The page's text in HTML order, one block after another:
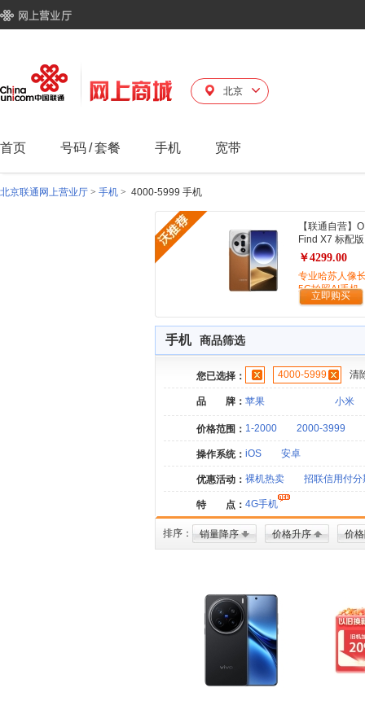
北京
首页 号码/套餐 手机 宽带
北京联通网上营业厅 > 手机 > 4000-5999 手机
【联通自营】
Find X7 标配版
￥4299.00
专业哈苏人像
5G拍照AI手机
立即购买
手机 商品筛选
您已选择： 4000-5999 清
品 牌： 苹果 小米
价格范围： 1-2000 2000-3999
操作系统： iOS 安卓
优惠活动： 裸机热卖 招联信用付分
特 点： 4G手机
排序： 销量降序 价格升序 价